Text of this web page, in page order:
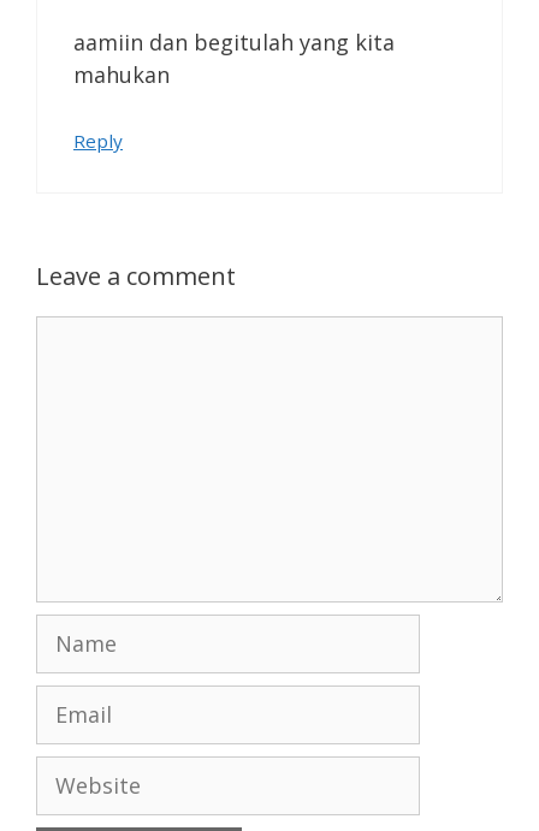
aamiin dan begitulah yang kita
mahukan
Reply
Leave a comment
Name
Email
Website